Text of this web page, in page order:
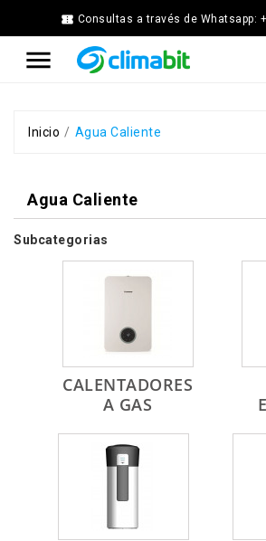
 Consultas a través de Whatsapp:

Home
Agua
Chimenea
Energía
Solar
Térmica
Ventilación
Inicio Agua Caliente
Agua Caliente
Subcategorias
CALENTADORES
A GAS